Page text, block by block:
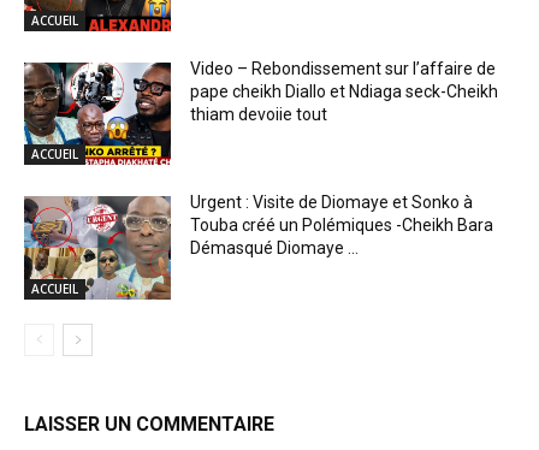
ACCUEIL
ACCUEIL
Video – Rebondissement sur l’affaire de
pape cheikh Diallo et Ndiaga seck-Cheikh
thiam devoiie tout
ACCUEIL
Urgent : Visite de Diomaye et Sonko à
Touba créé un Polémiques -Cheikh Bara
Démasqué Diomaye …
LAISSER UN COMMENTAIRE